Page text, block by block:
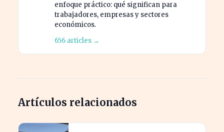
enfoque práctico: qué significan para
trabajadores, empresas y sectores
económicos.
656 articles →
Artículos relacionados